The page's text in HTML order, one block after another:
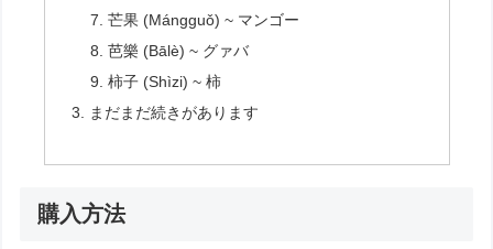
芒果 (Mángguǒ) ~ マンゴー
芭樂 (Bālè) ~ グァバ
柿子 (Shìzi) ~ 柿
まだまだ続きがあります
購入方法